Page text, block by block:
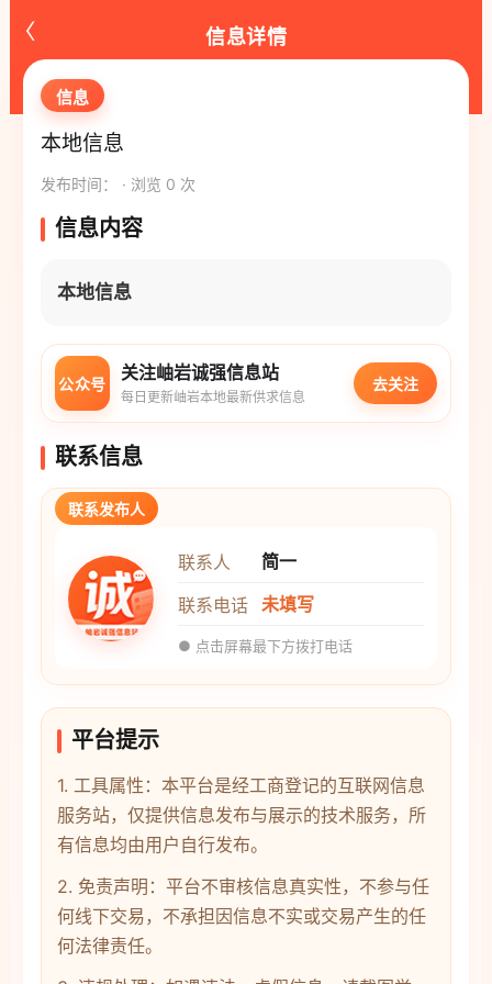
‹ 信息详情
信息
本地信息
发布时间： · 浏览 0 次
信息内容
本地信息
公众号
关注岫岩诚强信息站
每日更新岫岩本地最新供求信息
去关注
联系信息
联系发布人
联系人
简一
联系电话 未填写
● 点击屏幕最下方拨打电话
平台提示
1. 工具属性：本平台是经工商登记的互联网信息
服务站，仅提供信息发布与展示的技术服务，所
有信息均由用户自行发布。
2. 免责声明：平台不审核信息真实性，不参与任
何线下交易，不承担因信息不实或交易产生的任
何法律责任。